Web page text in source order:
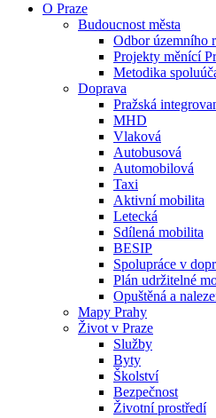
O Praze
Budoucnost města
Odbor územního
Projekty měnící
Metodika
Doprava
Pražská
MHD
Vlaková
Autobusová
Automobilová
Taxi
Aktivní mobilita
Letecká
Sdílená mobilita
BESIP
Spolupráce v
Plán udržitelné
Opuštěná a
Mapy Prahy
Život v Praze
Služby
Byty
Školství
Bezpečnost
Životní prostředí